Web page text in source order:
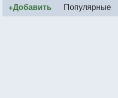
+Добавить Популярные